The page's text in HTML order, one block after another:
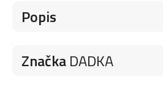
Popis
ZnačkaDADKA